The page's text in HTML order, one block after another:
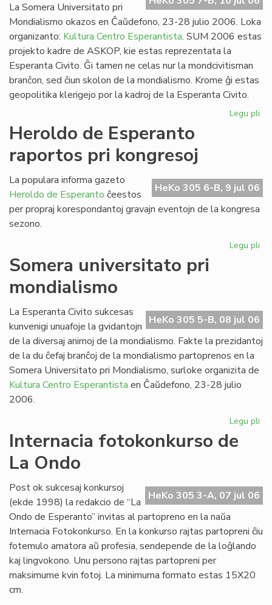
La Somera Universitato pri
Mondialismo okazos en Ĉaŭdefono, 23-28 julio 2006. Loka
organizanto: Kultura Centro Esperantista. SUM 2006 estas
projekto kadre de ASKOP, kie estas reprezentata la
Esperanta Civito. Ĝi tamen ne celas nur la mondcivitisman
branĉon, sed ĉiun skolon de la mondialismo. Krome ĝi estas
geopolitika klerigejo por la kadroj de la Esperanta Civito.
Legu pli
Heroldo de Esperanto
raportos pri kongresoj
HeKo 305 6-B, 9 jul 06
La populara informa gazeto
Heroldo de Esperanto ĉeestos
per propraj korespondantoj gravajn eventojn de la kongresa
sezono.
Legu pli
pri
Somera universitato pri
mondialismo
HeKo 305 5-B, 08 jul 06
La Esperanta Civito sukcesas
kunvenigi unuafoje la gvidantojn
de la diversaj animoj de la mondialismo. Fakte la prezidantoj
de la du ĉefaj branĉoj de la mondialismo partoprenos en la
Somera Universitato pri Mondialismo, surloke organizita de
Kultura Centro Esperantista en Ĉaŭdefono, 23-28 julio
2006.
Legu pli
Internacia fotokonkurso de
La Ondo
HeKo 305 3-A, 07 jul 06
Post ok sukcesaj konkursoj
(ekde 1998) la redakcio de “La
Ondo de Esperanto” invitas al partopreno en la naŭa
Internacia Fotokonkurso. En la konkurso rajtas partopreni ĉiu
fotemulo amatora aŭ profesia, sendepende de la loĝlando
kaj lingvokono. Unu persono rajtas partopreni per
maksimume kvin fotoj. La minimuma formato estas 15X20
cm.